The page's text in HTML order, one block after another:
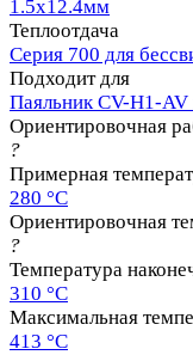
1.5х12.4мм
Теплоотдача
Серия 700 для
Подходит для
Паяльник CV-H1-
Ориентировочная
?
Примерная
280 °C
Ориентировочная
?
Температура
310 °C
Максимальная
413 °C